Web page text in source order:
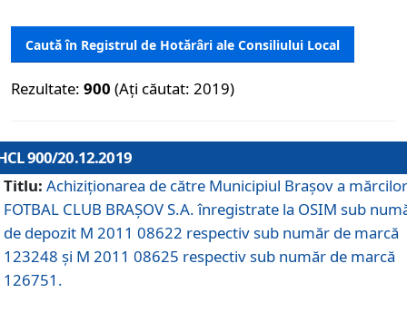
Caută în Registrul de Hotărâri ale Consiliului Local
Rezultate: 900 (Ați căutat: 2019)
900/20.12.2019
Titlu: Achiziționarea de către Municipiul Brașov a mărcilor
FOTBAL CLUB BRAȘOV S.A. înregistrate la OSIM sub
de depozit M 2011 08622 respectiv sub număr de marcă
123248 și M 2011 08625 respectiv sub număr de marcă
126751.